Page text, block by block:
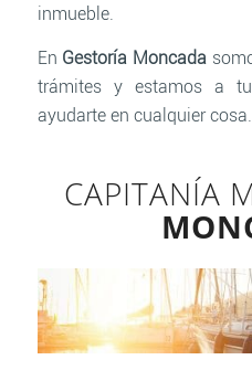
inmueble.
En Gestoría Moncada
trámites y estamos a
ayudarte en cualquier cosa.
CAPITANÍA